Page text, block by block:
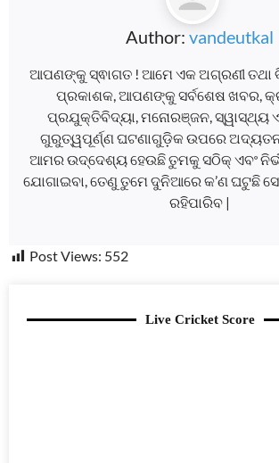
Author: vandeutkal
ଆପଣଙ୍କୁ ସ୍ଵାଗତ ! ଆମେ ଏକ ଅଗ୍ରଣୀ ତଥା
ପ୍ରକାଶକ, ଆପଣଙ୍କୁ ସର୍ବଶେଷ ଖବର,
ପ୍ରଯୁକ୍ତିବିଦ୍ୟା, ମନୋରଞ୍ଜନ, ସ୍ୱାସ୍ଥ୍ୟ
ଗୁରୁତ୍ୱପୂର୍ଣ୍ଣ ଘଟଣାଗୁଡ଼ିକ ଉପରେ
ଆମର ଉଦ୍ଦେଶ୍ୟ ହେଉଛି ତୁମକୁ ସଠିକ୍ ଏବଂ
ଯୋଗାଇବା, ତେଣୁ ତୁମେ ଦୁନିଆରେ କ’ଣ ଘଟୁଛି
ରହିପାରିବ |
Post Views: 552
Live Cricket Score